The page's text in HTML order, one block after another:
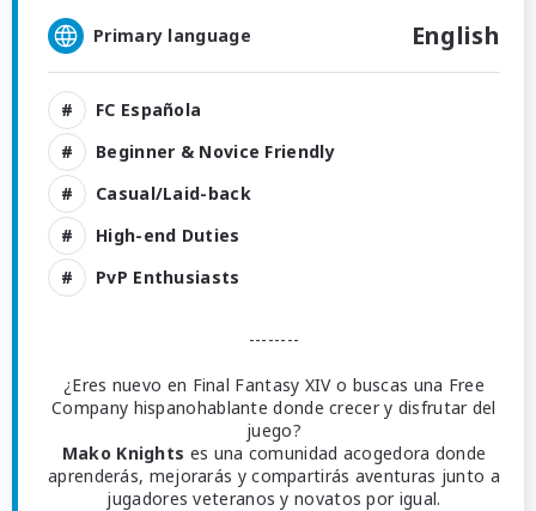
Primary language English
FC Española
Beginner & Novice Friendly
Casual/Laid-back
High-end Duties
PvP Enthusiasts
--------
¿Eres nuevo en Final Fantasy XIV o buscas una Free
Company hispanohablante donde crecer y disfrutar del
juego?
Mako Knights es una comunidad acogedora donde
aprenderás, mejorarás y compartirás aventuras junto a
jugadores veteranos y novatos por igual.